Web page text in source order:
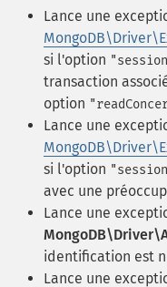
Lance une
si l'option
transaction
option
Lance une
si l'option
avec une
Lance une
identification est
Lance une